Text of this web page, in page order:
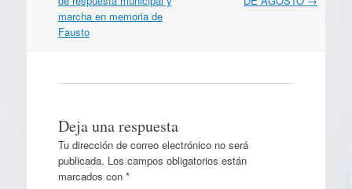
artículos
marcha en memoria de
Fausto
Deja una respuesta
Tu dirección de correo electrónico no será
publicada. Los campos obligatorios están
marcados con *